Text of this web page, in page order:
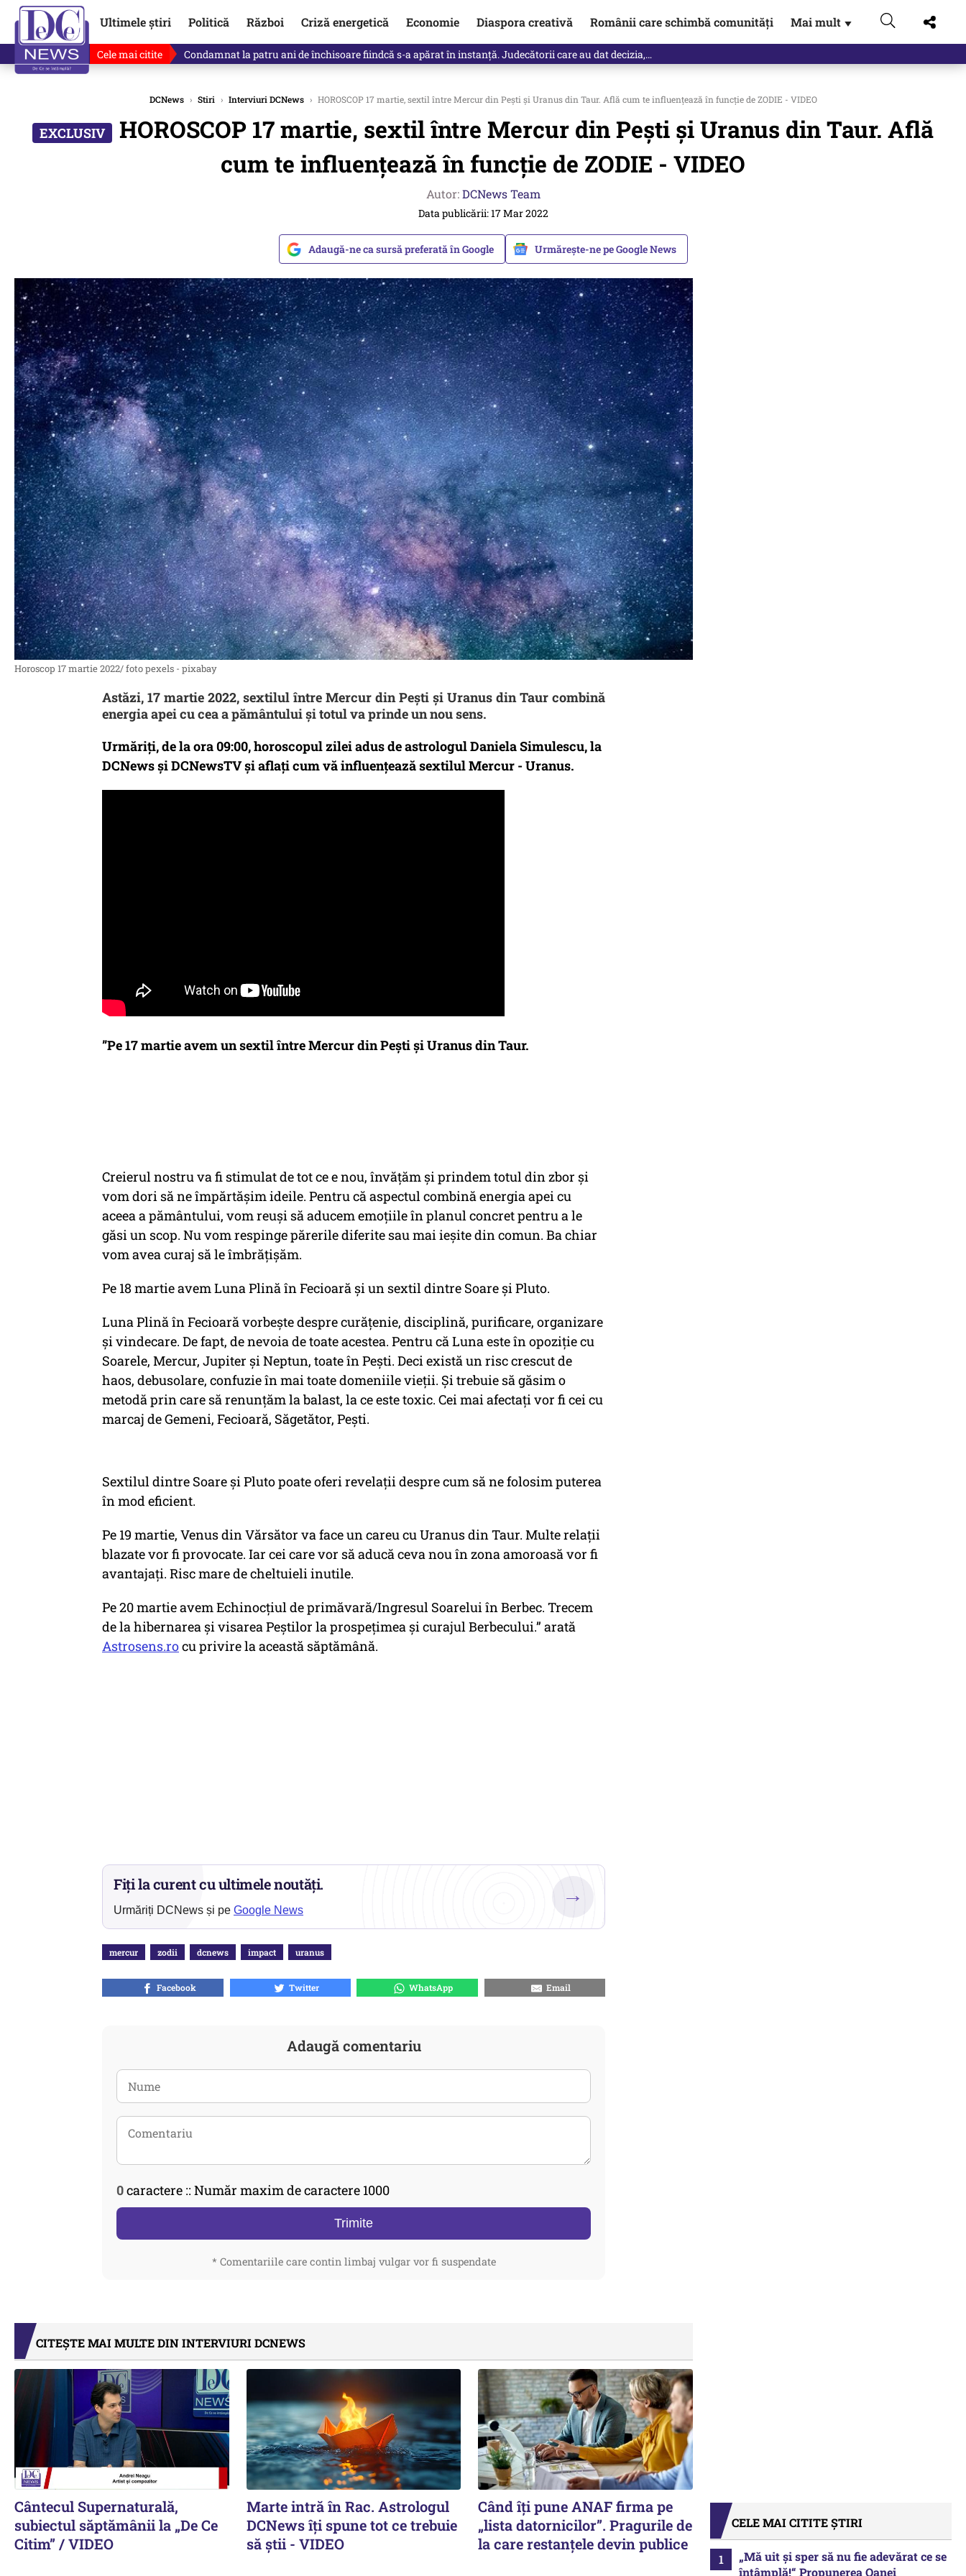
Ultimele știri Politică Război Criză energetică Economie Diaspora creativă Românii care schimbă comunități Mai mult ▼
Cele mai citite Singurul lucru care l-ar putea clinti pe Ilie Bolojan de la Palatul Victoria. Verdictul lui Bogdan Chirieac
DCNews › Stiri › Interviuri DCNews › HOROSCOP 17 martie, sextil între Mercur din Pești și Uranus din Taur. Află cum te influențează în funcție de ZODIE - VIDEO
HOROSCOP 17 martie, sextil între Mercur din Pești și Uranus din Taur. Află
cum te influențează în funcție de ZODIE - VIDEO
Autor:DCNews Team
Data publicării: 17 Mar 2022
Adaugă-ne ca sursă preferată în Google Urmărește-ne pe Google News
Horoscop 17 martie 2022/ foto pexels - pixabay
Astăzi, 17 martie 2022, sextilul între Mercur din Pești și Uranus din Taur combină
energia apei cu cea a pământului și totul va prinde un nou sens.
Urmăriți, de la ora 09:00, horoscopul zilei adus de astrologul Daniela Simulescu, la
DCNews și DCNewsTV și aflați cum vă influențează sextilul Mercur - Uranus.
”Pe 17 martie avem un sextil între Mercur din Pești și Uranus din Taur.
Creierul nostru va fi stimulat de tot ce e nou, învățăm și prindem totul din zbor și
vom dori să ne împărtășim ideile. Pentru că aspectul combină energia apei cu
aceea a pământului, vom reuși să aducem emoțiile în planul concret pentru a le
găsi un scop. Nu vom respinge părerile diferite sau mai ieșite din comun. Ba chiar
vom avea curaj să le îmbrățișăm.
Pe 18 martie avem Luna Plină în Fecioară și un sextil dintre Soare și Pluto.
Luna Plină în Fecioară vorbește despre curățenie, disciplină, purificare, organizare
și vindecare. De fapt, de nevoia de toate acestea. Pentru că Luna este în opoziție cu
Soarele, Mercur, Jupiter și Neptun, toate în Pești. Deci există un risc crescut de
haos, debusolare, confuzie în mai toate domeniile vieții. Și trebuie să găsim o
metodă prin care să renunțăm la balast, la ce este toxic. Cei mai afectați vor fi cei cu
marcaj de Gemeni, Fecioară, Săgetător, Pești.
Sextilul dintre Soare și Pluto poate oferi revelații despre cum să ne folosim puterea
în mod eficient.
Pe 19 martie, Venus din Vărsător va face un careu cu Uranus din Taur. Multe relații
blazate vor fi provocate. Iar cei care vor să aducă ceva nou în zona amoroasă vor fi
avantajați. Risc mare de cheltuieli inutile.
Pe 20 martie avem Echinocțiul de primăvară/Ingresul Soarelui în Berbec. Trecem
de la hibernarea și visarea Peștilor la prospețimea și curajul Berbecului.” arată
Astrosens.rocu privire la această săptămână.
Fiți la curent cu ultimele noutăți.
Urmăriți DCNews și pe Google News
→
mercur zodii dcnews impact uranus
Facebook Twitter WhatsApp Email
Adaugă comentariu
0caractere :: Număr maxim de caractere 1000
Trimite
* Comentariile care contin limbaj vulgar vor fi suspendate
CITEȘTE MAI MULTE DIN INTERVIURI DCNEWS
Cântecul Supernaturală,
subiectul săptămânii la „De Ce
Citim” / VIDEO
Marte intră în Rac. Astrologul
DCNews îți spune tot ce trebuie
să știi - VIDEO
Când îți pune ANAF firma pe
„lista datornicilor”. Pragurile de
la care restanțele devin publice
CELE MAI CITITE ȘTIRI
„Mă uit și sper să nu fie adevărat ce se
întâmplă!“ Propunerea Oanei